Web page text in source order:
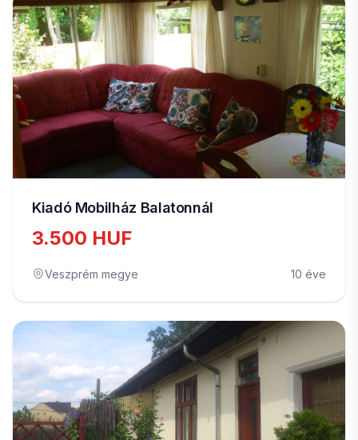
Kiadó Mobilház Balatonnál
3.500 HUF
Veszprém megye 10 éve